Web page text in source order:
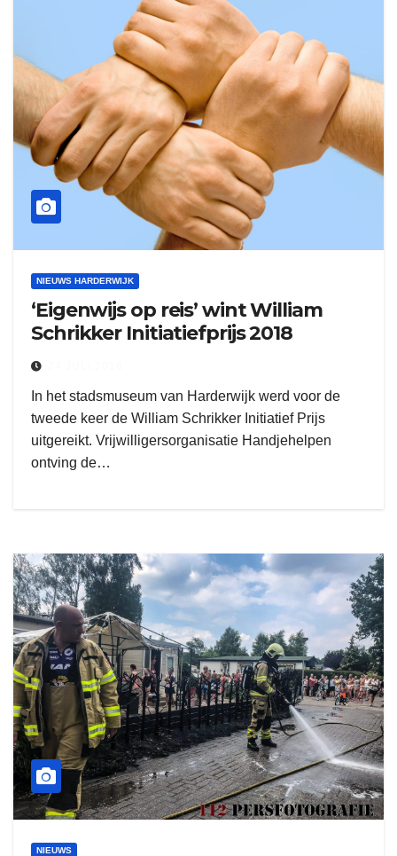
NIEUWS HARDERWIJK
‘Eigenwijs op reis’ wint William
Schrikker Initiatiefprijs 2018
In het stadsmuseum van Harderwijk werd voor de
tweede keer de William Schrikker Initiatief Prijs
uitgereikt. Vrijwilligersorganisatie Handjehelpen
ontving de…
NIEUWS